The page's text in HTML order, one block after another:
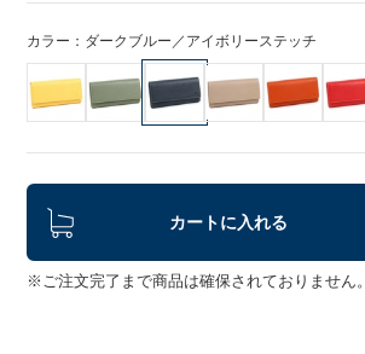
カラー：ダークブルー／アイボリーステッチ
カートに入れる
※ご注文完了まで商品は確保されておりません。